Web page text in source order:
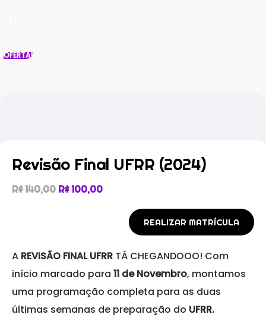
OFERTA!
Revisão Final UFRR (2024)
R$140,00 R$100,00
REALIZAR MATRÍCULA
A REVISÃO FINAL UFRR TÁ CHEGANDOOO! Com
início marcado para 11 de Novembro, montamos
uma programação completa para as duas
últimas semanas de preparação do UFRR.